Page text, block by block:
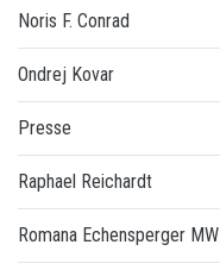
Noris F. Conrad
Ondrej Kovar
Presse
Raphael Reichardt
Romana Echensperger MW